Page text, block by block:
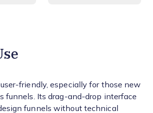
friendly, especially for those new
funnels. Its drag-and-drop interface
funnels without technical